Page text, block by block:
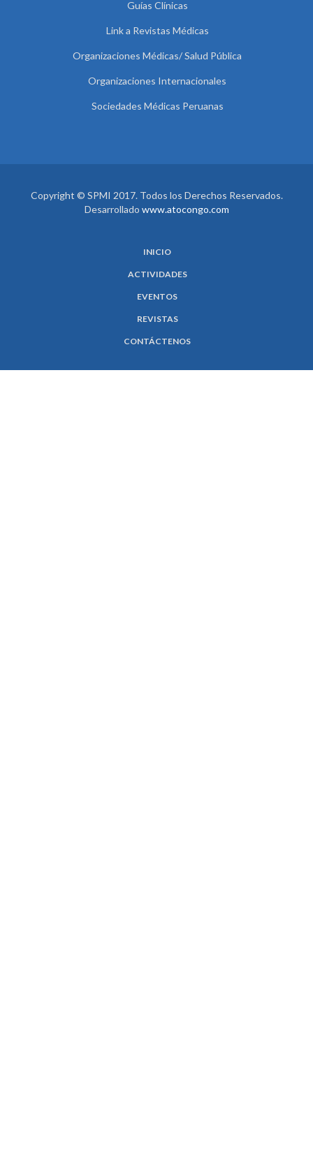
Guías Clínicas
Link a Revistas Médicas
Organizaciones Médicas/ Salud Pública
Organizaciones Internacionales
Sociedades Médicas Peruanas
Copyright © SPMI 2017. Todos los Derechos Reservados.
Desarrollado www.atocongo.com
INICIO
ACTIVIDADES
EVENTOS
REVISTAS
CONTÁCTENOS